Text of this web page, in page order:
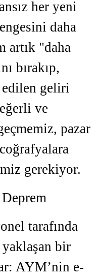
her yeni
daha
artık "daha
bırakıp,
edilen geliri
ve
pazar
gerekiyor.
tarafında
yaklaşan bir
AYM’nin e-